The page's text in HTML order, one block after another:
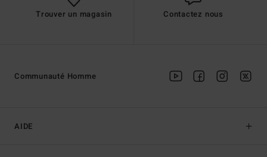
Trouver un magasin Contactez nous
AIDE
Communauté Homme